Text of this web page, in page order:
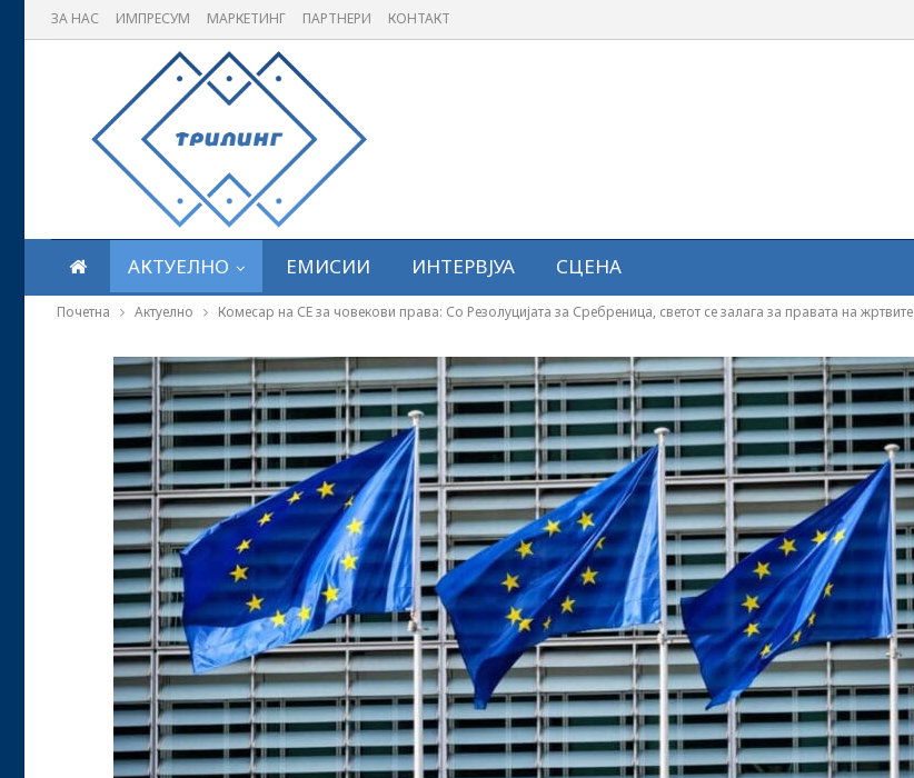
ЗА НАС ИМПРЕСУМ МАРКЕТИНГ ПАРТНЕРИ КОНТАКТ
АКТУЕЛНО ЕМИСИИ ИНТЕРВЈУА СЦЕНА
Почетна Актуелно Комесар на СЕ за човекови права: Со Резолуцијата за Сребреница, светот се залага за правата на жртвите